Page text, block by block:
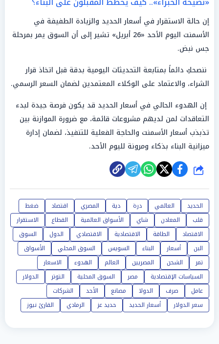
إن حالة الاستقرار في أسعار الحديد والزيادة الطفيفة في
الأسمنت اليوم الأحد «26 أبريل» تشير إلى أن السوق يمر بمرحلة
جس نبض.
ننصحكِ دائماً بمتابعة التحديثات اليومية بدقة قبل اتخاذ قرار
الشراء، والاعتماد على الوكلاء المعتمدين لضمان السعر الرسمي.
إن الهدوء الحالي في أسعار الحديد قد يكون فرصة جيدة لبدء
التعاقدات لمن لديهم مشروعات قائمة، مع ضرورة الموازنة بين
تذبذب أسعار الأسمنت والحاجة الفعلية للتنفيذ، لضمان إدارة
ميزانية البناء بذكاء ومرونة لليوم الأحد.
شارك
الحديد العالمي درة دية المصري اقتصاد
ضغط
قلب
المعادن شاي الأسواق العالمية القطاع
الاستقرار
الاقتصاد
الطاقة الاقتصادية الاقتصادي الدول
السوق
البن
أسعار البناء السويس السوق المحلي
الأسواق
تمر
الشحن المصريين العالم الهدوء
الاسعار
السياسات الإقتصادية
مصر السوق المحلية التوتر
الدولار
عامل
صرف الدولا مصانع الأحد
الشركات
سعر الدولار
أسعار الحديد حديد عز الرمادي القارئ نيوز